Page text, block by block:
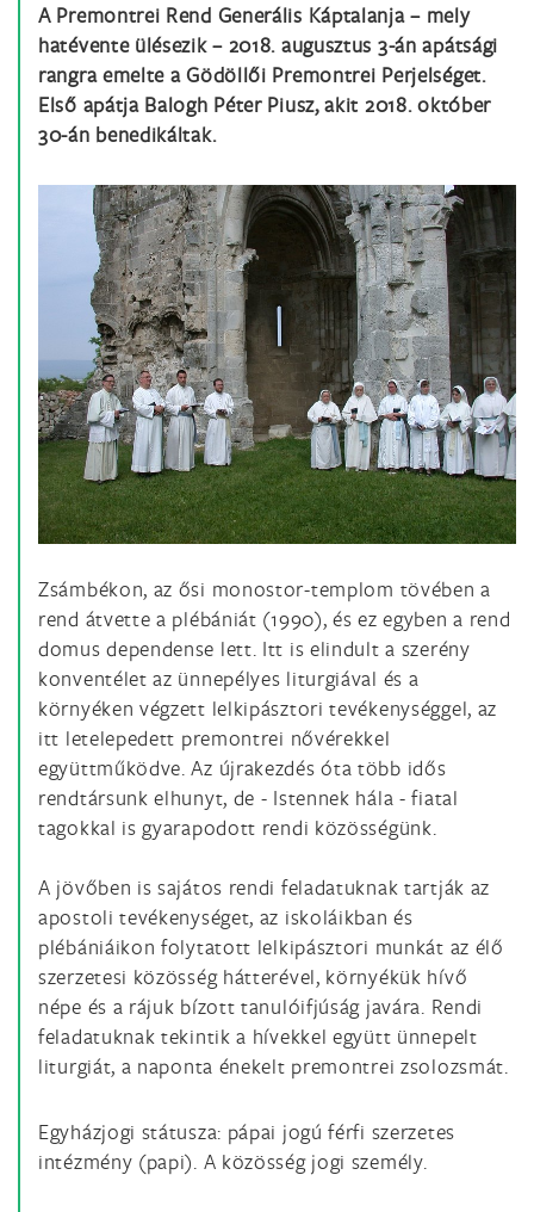
A Premontrei Rend Generális Káptalanja – mely
hatévente ülésezik – 2018. augusztus 3-án apátsági
rangra emelte a Gödöllői Premontrei Perjelséget.
Első apátja Balogh Péter Piusz, akit 2018. október
30-án benedikáltak.
Zsámbékon, az ősi monostor-templom tövében a
rend átvette a plébániát (1990), és ez egyben a rend
domus dependense lett. Itt is elindult a szerény
konventélet az ünnepélyes liturgiával és a
környéken végzett lelkipásztori tevékenységgel, az
itt letelepedett premontrei nővérekkel
együttműködve. Az újrakezdés óta több idős
rendtársunk elhunyt, de - Istennek hála - fiatal
tagokkal is gyarapodott rendi közösségünk.
A jövőben is sajátos rendi feladatuknak tartják az
apostoli tevékenységet, az iskoláikban és
plébániáikon folytatott lelkipásztori munkát az élő
szerzetesi közösség hátterével, környékük hívő
népe és a rájuk bízott tanulóifjúság javára. Rendi
feladatuknak tekintik a hívekkel együtt ünnepelt
liturgiát, a naponta énekelt premontrei zsolozsmát.
Egyházjogi státusza: pápai jogú férfi szerzetes
intézmény (papi). A közösség jogi személy.